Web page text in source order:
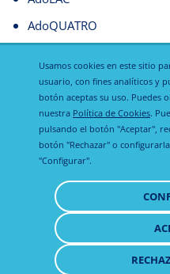
AdoQUATRO
Aviso legal
© 2021 - 2026
Usamos cookies en este sitio
usuario, con fines analíticos y
botón aceptas su uso. Puedes
nuestra Política de Cookies.
pulsando el botón "Aceptar",
botón "Rechazar" o
"Configurar".
CONSENTIMIENTO